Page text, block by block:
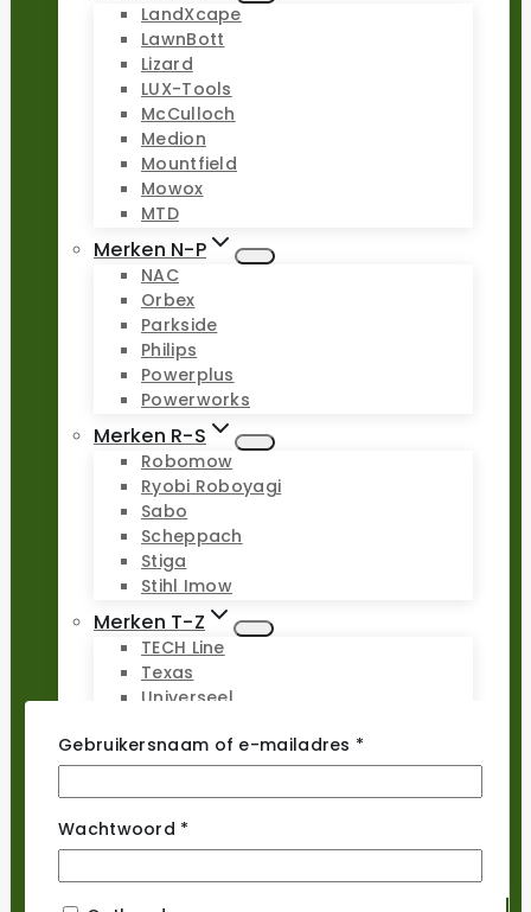
LandXcape
LawnBott
Lizard
LUX-Tools
McCulloch
Medion
Mountfield
Mowox
MTD
Merken N-P
NAC
Orbex
Parkside
Philips
Powerplus
Powerworks
Merken R-S
Robomow
Ryobi Roboyagi
Sabo
Scheppach
Stiga
Stihl Imow
Merken T-Z
TECH Line
Texas
Universeel
Wiper
WOLF-Garten
Worx Landroid
Yardforce
Zoef Robot
Gebruikersnaam of e-mailadres *
Wachtwoord *